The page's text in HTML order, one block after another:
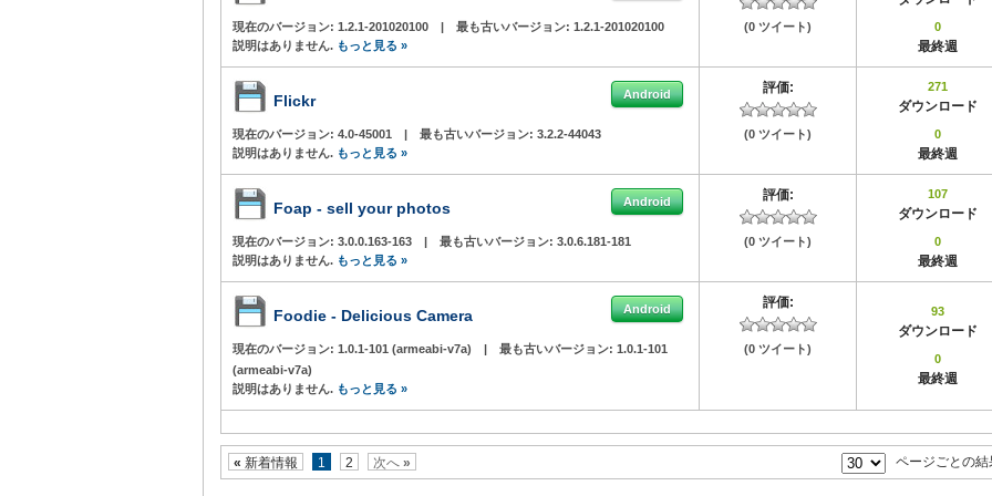
現在のバージョン: 1.2.1-201020100 | 最も古いバージョン: 1.2.1-201020100
説明はありません. もっと見る »
(0 ツイート) 0
最終週
Flickr Android
現在のバージョン: 4.0-45001 | 最も古いバージョン: 3.2.2-44043
説明はありません. もっと見る »
評価:
(0 ツイート)
271
ダウンロード
0
最終週
Foap - sell your photos Android
現在のバージョン: 3.0.0.163-163 | 最も古いバージョン: 3.0.6.181-181
説明はありません. もっと見る »
評価:
(0 ツイート)
107
ダウンロード
0
最終週
Foodie - Delicious Camera Android
現在のバージョン: 1.0.1-101 (armeabi-v7a) | 最も古いバージョン: 1.0.1-101
(armeabi-v7a)
説明はありません. もっと見る »
評価:
(0 ツイート)
93
ダウンロード
0
最終週
ページごとの結
« 新着情報 1 2 次へ »